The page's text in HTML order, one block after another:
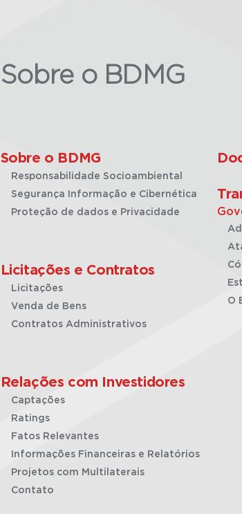
Sobre o BDMG
Sobre o BDMG
Responsabilidade Socioambiental
Segurança Informação e Cibernética
Proteção de dados e Privacidade
Licitações e Contratos
Licitações
Venda de Bens
Contratos Administrativos
Relações com Investidores
Captações
Ratings
Fatos Relevantes
Informações Financeiras e Relatórios
Projetos com Multilaterais
Contato
O